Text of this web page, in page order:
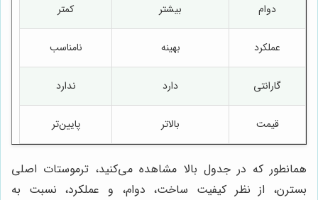
دوام بیشتر کمتر
عملکرد بهینه نامناسب
گارانتی دارد ندارد
قیمت بالاتر پایین‌تر
همانطور که در جدول بالا مشاهده می‌کنید، ترموستات اصلی
بسترن، از نظر کیفیت ساخت، دوام، و عملکرد، نسبت به